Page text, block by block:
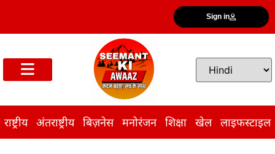
Sign in
राष्ट्रीय अंतराष्ट्रीय बिज़नेस मनोरंजन शिक्षा खेल लाइफस्टाइल